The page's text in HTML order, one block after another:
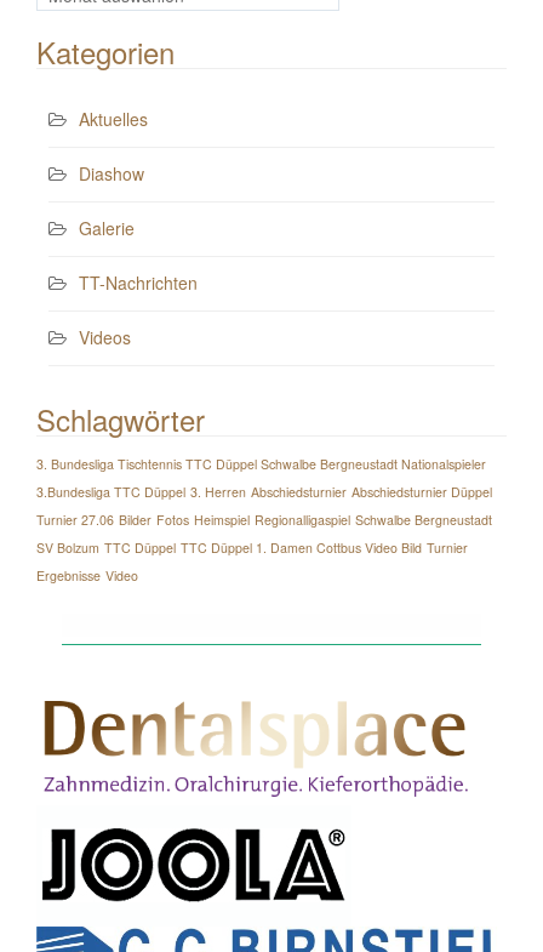
Beiträge
Kategorien
Aktuelles
Diashow
Galerie
TT-Nachrichten
Videos
Schlagwörter
3. Bundesliga Tischtennis TTC Düppel Schwalbe Bergneustadt Nationalspieler
3.Bundesliga TTC Düppel 3. Herren Abschiedsturnier Abschiedsturnier Düppel
Turnier 27.06 Bilder Fotos Heimspiel Regionalligaspiel Schwalbe Bergneustadt
SV Bolzum TTC Düppel TTC Düppel 1. Damen Cottbus Video Bild Turnier
Ergebnisse Video